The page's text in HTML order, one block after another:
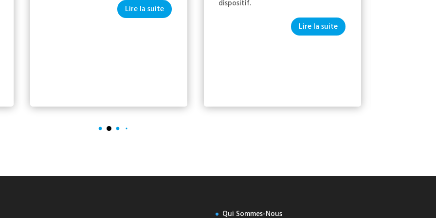
Lire la suite
dispositif.
Lire la suite
Qui Sommes-Nous